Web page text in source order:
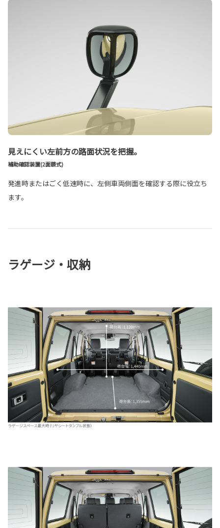
見えにくい左前方の路面状況を把握。
補助確認装置(2面鏡式)
発進時またはごく低速時に、左側車両側面を確認する際に役立ち
ます。
ラゲージ・収納